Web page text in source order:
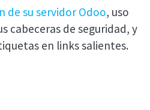
de su servidor Odoo, uso
cabeceras de seguridad, y
en links salientes.